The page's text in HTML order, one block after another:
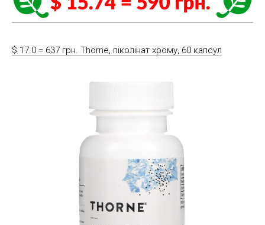
$ 17.0 = 637 грн. Thorne, піколінат хрому, 60 капсул